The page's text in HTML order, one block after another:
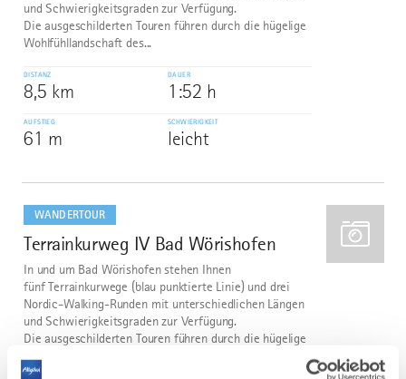
und Schwierigkeitsgraden zur Verfügung.
Die ausgeschilderten Touren führen durch die hügelige
Wohlfühllandschaft des...
DISTANZ
8,5 km
DAUER
1:52 h
AUFSTIEG
61 m
SCHWIERIGKEIT
leicht
WANDERTOUR
3
Terrainkurweg IV Bad Wörishofen
In und um Bad Wörishofen stehen Ihnen
fünf Terrainkurwege (blau punktierte Linie) und drei
Nordic-Walking-Runden mit unterschiedlichen Längen
und Schwierigkeitsgraden zur Verfügung.
Die ausgeschilderten Touren führen durch die hügelige
Wohlfühllandschaft des...
dazu